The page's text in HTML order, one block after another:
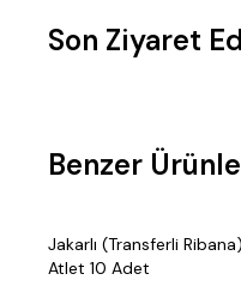
Son Ziyaret
Benzer
Jakarlı (Transferli
Atlet 10 Adet